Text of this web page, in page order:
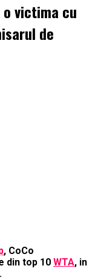
o victima cu
de
, CoCo
din top 10 WTA, in